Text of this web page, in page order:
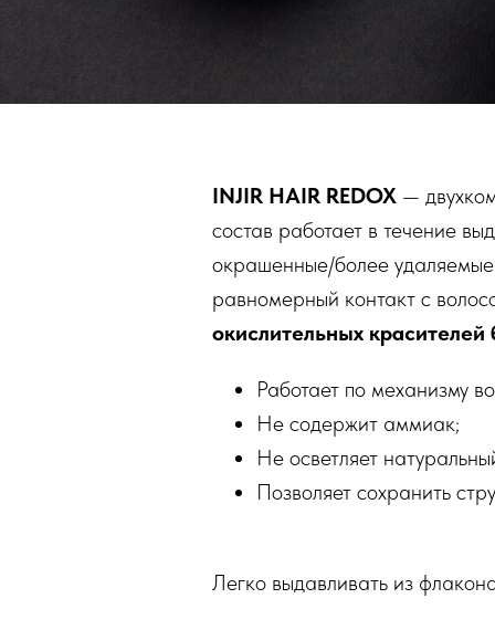
INJIR HAIR REDOX —
состав работает в течение
окрашенные/более
равномерный контакт с
окислительных
Работает по механизму
Не содержит аммиак;
Не осветляет
Позволяет сохранить
Легко выдавливать из